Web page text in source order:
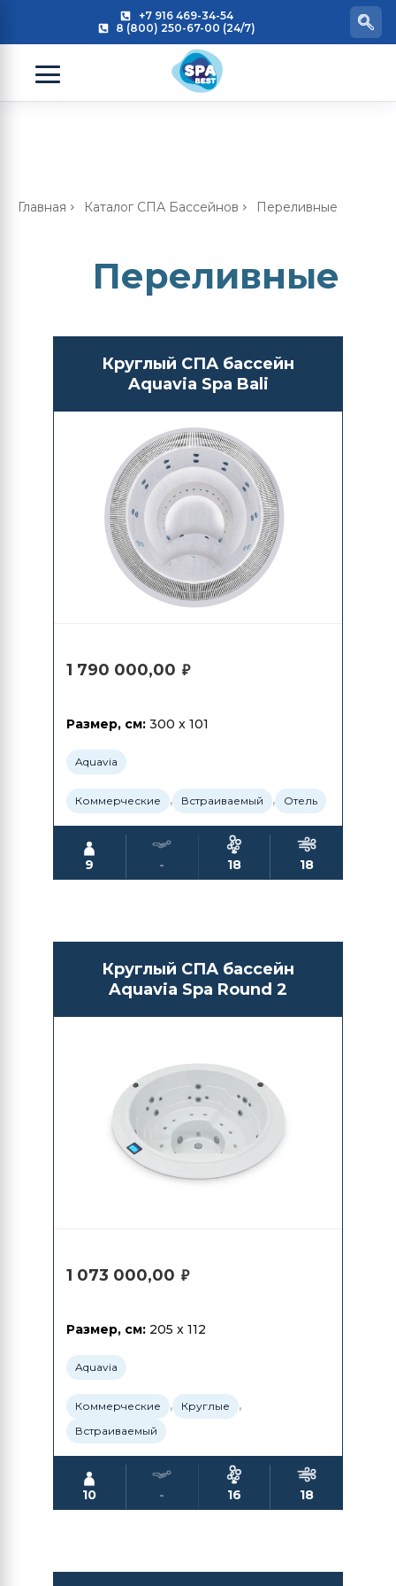
+7 916 469-34-54
8 (800) 250-67-00 (24/7)
Главная Каталог СПА Бассейнов Переливные
Переливные
Круглый СПА бассейн
Aquavia Spa Bali
1 790 000,00 ₽
Размер, см: 300 x 101
Aquavia
Коммерческие , Встраиваемый , Отель
9 - 18 18
Круглый СПА бассейн
Aquavia Spa Round 2
1 073 000,00 ₽
Размер, см: 205 x 112
Aquavia
Коммерческие , Круглые ,
Встраиваемый
10 - 16 18